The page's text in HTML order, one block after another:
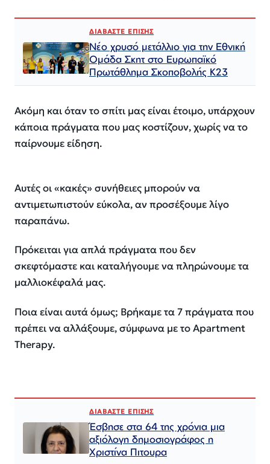
ΔΙΑΒΑΣΤΕ ΕΠΙΣΗΣ
Nέο χρυσό μετάλλιο για την Εθνική
Ομάδα Σκητ στο Ευρωπαϊκό
Πρωτάθλημα Σκοποβολής Κ23
Ακόμη και όταν το σπίτι μας είναι έτοιμο, υπάρχουν
κάποια πράγματα που μας κοστίζουν, χωρίς να το
παίρνουμε είδηση.
Αυτές οι «κακές» συνήθειες μπορούν να
αντιμετωπιστούν εύκολα, αν προσέξουμε λίγο
παραπάνω.
Πρόκειται για απλά πράγματα που δεν
σκεφτόμαστε και καταλήγουμε να πληρώνουμε τα
μαλλιοκέφαλά μας.
Ποια είναι αυτά όμως; Βρήκαμε τα 7 πράγματα που
πρέπει να αλλάξουμε, σύμφωνα με το Apartment
Therapy.
ΔΙΑΒΑΣΤΕ ΕΠΙΣΗΣ
Έσβησε στα 64 της χρόνια μια
αξιόλογη δημοσιογράφος η
Χριστίνα Πιτουρα